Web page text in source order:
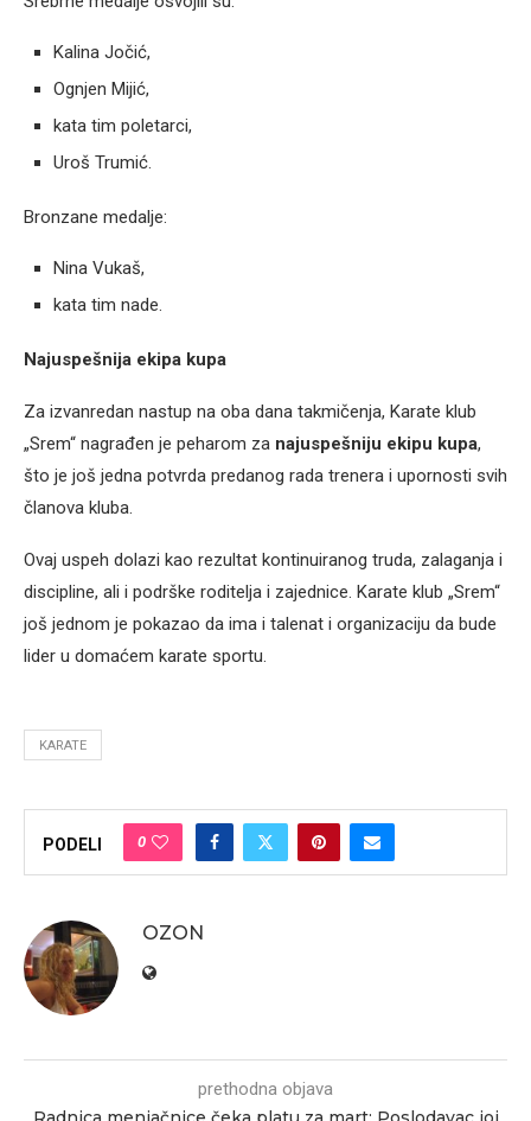
Kalina Jočić,
Ognjen Mijić,
kata tim poletarci,
Uroš Trumić.
Bronzane medalje:
Nina Vukaš,
kata tim nade.
Najuspešnija ekipa kupa
Za izvanredan nastup na oba dana takmičenja, Karate klub
„Srem“ nagrađen je peharom za najuspešniju ekipu kupa,
što je još jedna potvrda predanog rada trenera i upornosti svih
članova kluba.
Ovaj uspeh dolazi kao rezultat kontinuiranog truda, zalaganja i
discipline, ali i podrške roditelja i zajednice. Karate klub „Srem“
još jednom je pokazao da ima i talenat i organizaciju da bude
lider u domaćem karate sportu.
KARATE
PODELI 0
OZON
prethodna objava